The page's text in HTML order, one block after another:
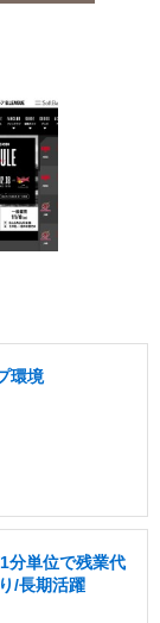
環境
分単位で残業代
/長期活躍